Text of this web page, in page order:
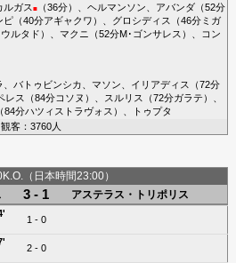
ルガス ■（36分）、 ヘルマンソン アバンダ（52分
ピ（40分アギャクワ ）、 グロシディス （46分ミガ
ルタド ）、 マクニ （52分M･ゴンサレス ）、
コン
バトゥビンシカ マソン イリアディス
（72分
レス （84分コソヌ ）、 スルリス （72分ガラテ ）、
84分ハツィストラヴォス ）、
トゥプタ
観客：3760人
（日本時間23:00）
3 - 1 アステラス・トリポリス
1 - 0
2 - 0